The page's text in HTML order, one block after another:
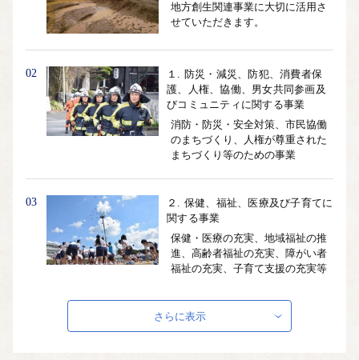
地方創生関連事業に大切に活用さ
せていただきます。
02
１. 防災・減災、防犯、消費者保
護、人権、協働、男女共同参画及
びコミュニティに関する事業
消防・防災・安全対策、市民協働
のまちづくり、人権が尊重された
まちづくり等のための事業
03
２. 保健、福祉、医療及び子育てに
関する事業
保健・医療の充実、地域福祉の推
進、高齢者福祉の充実、障がい者
福祉の充実、子育て支援の充実等
３. 農林業、商工業及び観光に関す
さらに表示